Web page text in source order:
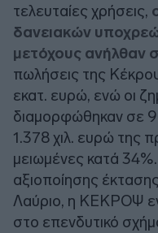
τελευταίες χρήσεις,
δανειακών
μετόχους ανήλθαν
πωλήσεις της
εκατ. ευρώ, ενώ οι
διαμορφώθηκαν σε
1.378 χιλ. ευρώ της
μειωμένες κατά
αξιοποίησης
Λαύριο, η ΚΕΚΡΟΨ
στο επενδυτικό